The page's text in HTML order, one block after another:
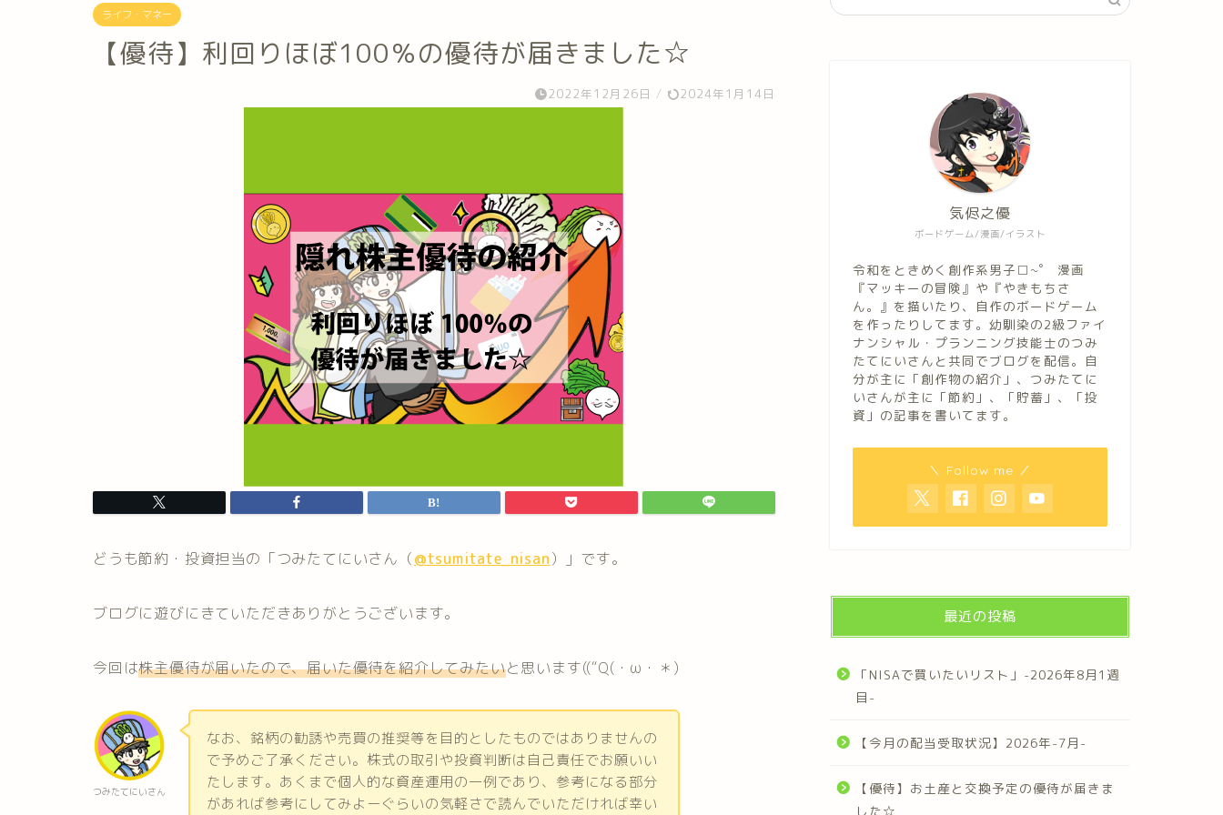
ライフ・マネー
【優待】利回りほぼ100％の優待が届きました☆
2022年12月26日 / 2024年1月14日
どうも節約・投資担当の「つみたてにいさん（@tsumitate_nisan）」です。
ブログに遊びにきていただきありがとうございます。
今回は株主優待が届いたので、届いた優待を紹介してみたいと思います((“Q(・ω・＊)
つみたてにいさん
なお、銘柄の勧誘や売買の推奨等を目的としたものではありませんの
で予めご了承ください。株式の取引や投資判断は自己責任でお願いい
たします。あくまで個人的な資産運用の一例であり、参考になる部分
があれば参考にしてみよーぐらいの気軽さで読んでいただければ幸い
ボードゲーム/漫画/イラスト
気侭之優
令和をときめく創作系男子□~゜ 漫画
『マッキーの冒険』や『やきもちさ
ん。』を描いたり、自作のボードゲーム
を作ったりしてます。幼馴染の2級ファイ
ナンシャル・プランニング技能士のつみ
たてにいさんと共同でブログを配信。自
分が主に「創作物の紹介」、つみたてに
いさんが主に「節約」、「貯蓄」、「投
資」の記事を書いてます。
＼ Follow me ／
最近の投稿
「NISAで買いたいリスト」-2026年8月1週
目-
【今月の配当受取状況】2026年-7月-
【優待】お土産と交換予定の優待が届きま
した☆